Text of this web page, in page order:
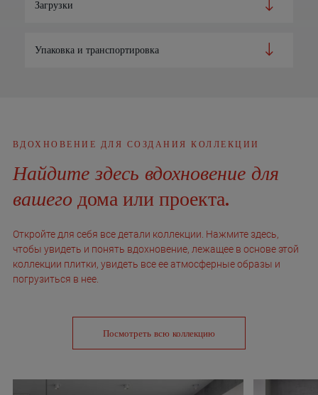
Загрузки
Упаковка и транспортировка
ВДОХНОВЕНИЕ ДЛЯ СОЗДАНИЯ КОЛЛЕКЦИИ
Найдите здесь вдохновение для
вашего дома или проекта.
Откройте для себя все детали коллекции. Нажмите здесь,
чтобы увидеть и понять вдохновение, лежащее в основе этой
коллекции плитки, увидеть все ее атмосферные образы и
погрузиться в нее.
Посмотреть всю коллекцию